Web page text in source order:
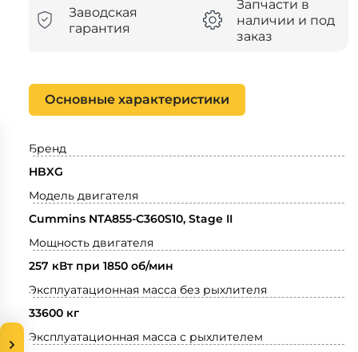
Заводская
гарантия
Запчасти в
наличии и под
заказ
Основные характеристики
Бренд
HBXG
Модель двигателя
Cummins NTA855-C360S10, Stage II
Мощность двигателя
257 кВт при 1850 об/мин
Эксплуатационная масса без рыхлителя
33600 кг
Эксплуатационная масса с рыхлителем